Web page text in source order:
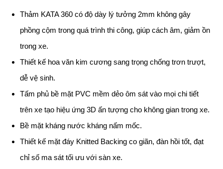
Thảm KATA 360 có độ dày lý tưởng 2mm không gây
phồng cộm trong quá trình thi công, giúp cách âm, giảm ồn
trong xe.
Thiết kế hoa văn kim cương sang trọng chống trơn trượt,
dễ vệ sinh.
Tấm phủ bề mặt PVC mềm dẻo ôm sát vào mọi chi tiết
trên xe tạo hiệu ứng 3D ấn tượng cho không gian trong xe.
Bề mặt kháng nước kháng nấm mốc.
Thiết kế mặt đáy Knitted Backing co giãn, đàn hồi tốt, đạt
chỉ số ma sát tối ưu với sàn xe.